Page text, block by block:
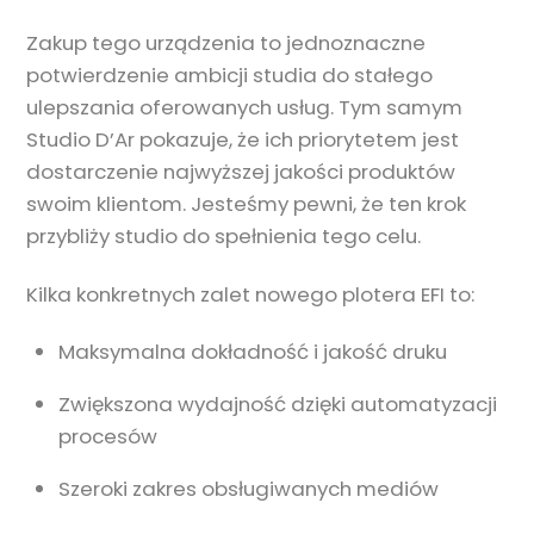
Zakup tego urządzenia to jednoznaczne
potwierdzenie ambicji studia do stałego
ulepszania oferowanych usług. Tym samym
Studio D’Ar pokazuje, że ich priorytetem jest
dostarczenie najwyższej jakości produktów
swoim klientom. Jesteśmy pewni, że ten krok
przybliży studio do spełnienia tego celu.
Kilka konkretnych zalet nowego plotera EFI to:
Maksymalna dokładność i jakość druku
Zwiększona wydajność dzięki automatyzacji
procesów
Szeroki zakres obsługiwanych mediów